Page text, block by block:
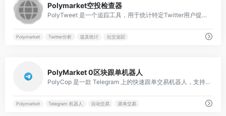
Polymarket空投检查器
PolyTweet 是一个追踪工具，用于统计特定Twitter用户提及Polymarket的次数，帮助用户了解关注对象在预测市场话题上的活跃度。
Polymarket Twitter分析 提及统计 社交追踪
PolyMarket 0区块跟单机器人
PolyCop 是一款 Telegram 上的快速跟单交易机器人，支持 0 区块延迟复制交易、限价单复制和 AFK 自动交易，专为 PolyMarket 用户打造。
Polymarket Telegram 机器人 自动交易 跟单交易